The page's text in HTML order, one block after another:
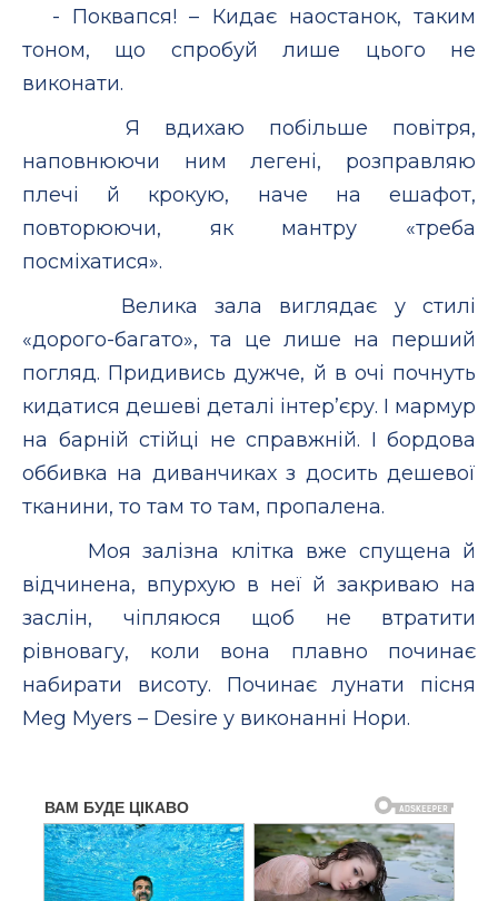
- Поквапся! – Кидає наостанок, таким
тоном, що спробуй лише цього не
виконати.
Я вдихаю побільше повітря,
наповнюючи ним легені, розправляю
плечі й крокую, наче на ешафот,
повторюючи, як мантру «треба
посміхатися».
Велика зала виглядає у стилі
«дорого-багато», та це лише на перший
погляд. Придивись дужче, й в очі почнуть
кидатися дешеві деталі інтер’єру. І мармур
на барній стійці не справжній. І бордова
оббивка на диванчиках з досить дешевої
тканини, то там то там, пропалена.
Моя залізна клітка вже спущена й
відчинена, впурхую в неї й закриваю на
заcлін, чіпляюся щоб не втратити
рівновагу, коли вона плавно починає
набирати висоту. Починає лунати пісня
Meg Myers – Desire у виконанні Нори.